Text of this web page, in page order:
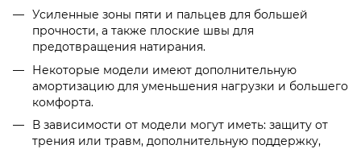
Усиленные зоны пяти и пальцев для большей
прочности, а также плоские швы для
предотвращения натирания.
Некоторые модели имеют дополнительную
амортизацию для уменьшения нагрузки и большего
комфорта.
В зависимости от модели могут иметь: защиту от
трения или травм, дополнительную поддержку,